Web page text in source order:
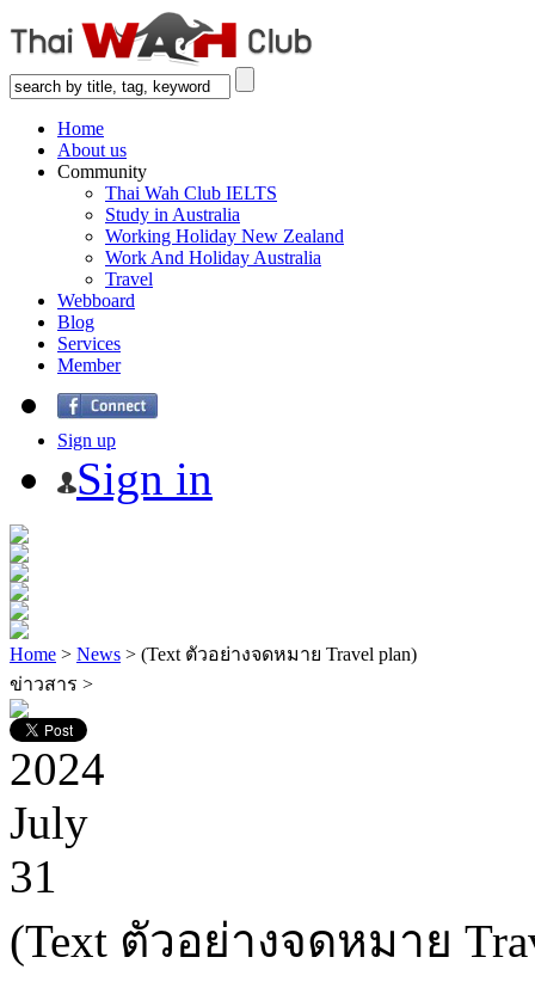
Home
About us
Community
Thai Wah Club IELTS
Study in Australia
Working Holiday New Zealand
Work And Holiday Australia
Travel
Webboard
Blog
Services
Member
Sign up
Sign in
Home > News > (Text ตัวอย่างจดหมาย Travel plan)
ข่าวสาร >
2024
July
31
(Text ตัวอย่างจดหมาย